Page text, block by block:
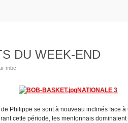
DU WEEK-END
mbc
NATIONALE 3
Philippe se sont à nouveau inclinés face
cette période, les mentonnais